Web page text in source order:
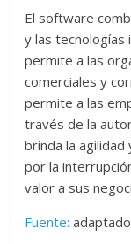
El software
y las tecnologías
permite a las
comerciales y
permite a las
través de la
brinda la
por la
valor a sus
Fuente: